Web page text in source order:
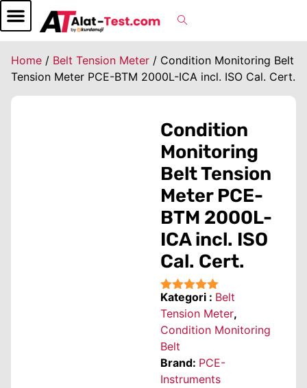
Home / Belt Tension Meter / Condition Monitoring Belt
Tension Meter PCE-BTM 2000L-ICA incl. ISO Cal. Cert.
Condition
Monitoring
Belt Tension
Meter PCE-
BTM 2000L-
ICA incl. ISO
Cal. Cert.
★★★★★
Kategori : Belt
Tension Meter,
Condition Monitoring
Belt
Brand: PCE-
Instruments